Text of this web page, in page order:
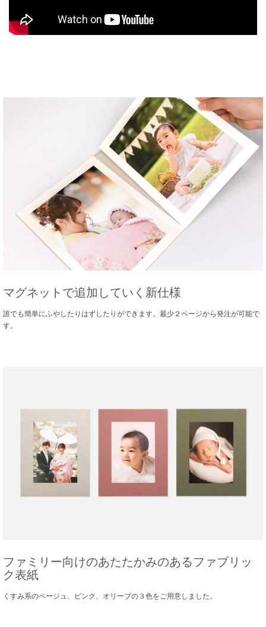
マグネットで追加していく新仕様
誰でも簡単にふやしたりはずしたりができます。最少２ページから発注が可能で
す。
ファミリー向けのあたたかみのあるファブリッ
ク表紙
くすみ系のベージュ、ピンク、オリーブの３色をご用意しました。